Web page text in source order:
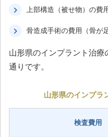
上部構造（被せ物）の費
骨造成手術の費用（骨が
山形県のインプラント治
通りです。
山形県のインプラ
検査費用